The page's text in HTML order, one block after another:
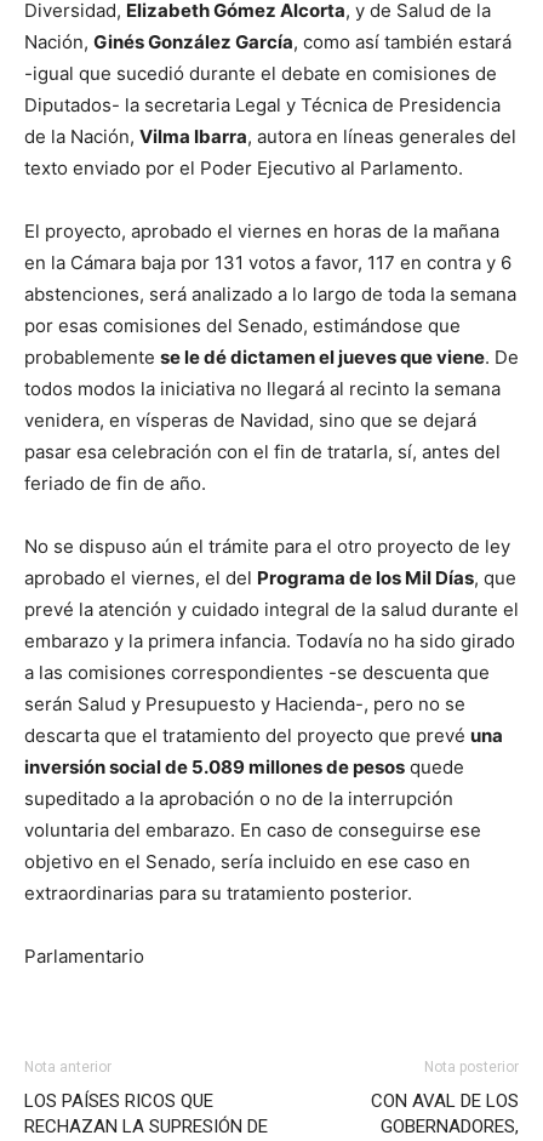
Diversidad, Elizabeth Gómez Alcorta, y de Salud de la
Nación, Ginés González García, como así también estará
-igual que sucedió durante el debate en comisiones de
Diputados- la secretaria Legal y Técnica de Presidencia
de la Nación, Vilma Ibarra, autora en líneas generales del
texto enviado por el Poder Ejecutivo al Parlamento.
El proyecto, aprobado el viernes en horas de la mañana
en la Cámara baja por 131 votos a favor, 117 en contra y 6
abstenciones, será analizado a lo largo de toda la semana
por esas comisiones del Senado, estimándose que
probablemente se le dé dictamen el jueves que viene. De
todos modos la iniciativa no llegará al recinto la semana
venidera, en vísperas de Navidad, sino que se dejará
pasar esa celebración con el fin de tratarla, sí, antes del
feriado de fin de año.
No se dispuso aún el trámite para el otro proyecto de ley
aprobado el viernes, el del Programa de los Mil Días, que
prevé la atención y cuidado integral de la salud durante el
embarazo y la primera infancia. Todavía no ha sido girado
a las comisiones correspondientes -se descuenta que
serán Salud y Presupuesto y Hacienda-, pero no se
descarta que el tratamiento del proyecto que prevé una
inversión social de 5.089 millones de pesos quede
supeditado a la aprobación o no de la interrupción
voluntaria del embarazo. En caso de conseguirse ese
objetivo en el Senado, sería incluido en ese caso en
extraordinarias para su tratamiento posterior.
Parlamentario
Nota anterior
LOS PAÍSES RICOS QUE
RECHAZAN LA SUPRESIÓN DE
Nota posterior
CON AVAL DE LOS
GOBERNADORES,